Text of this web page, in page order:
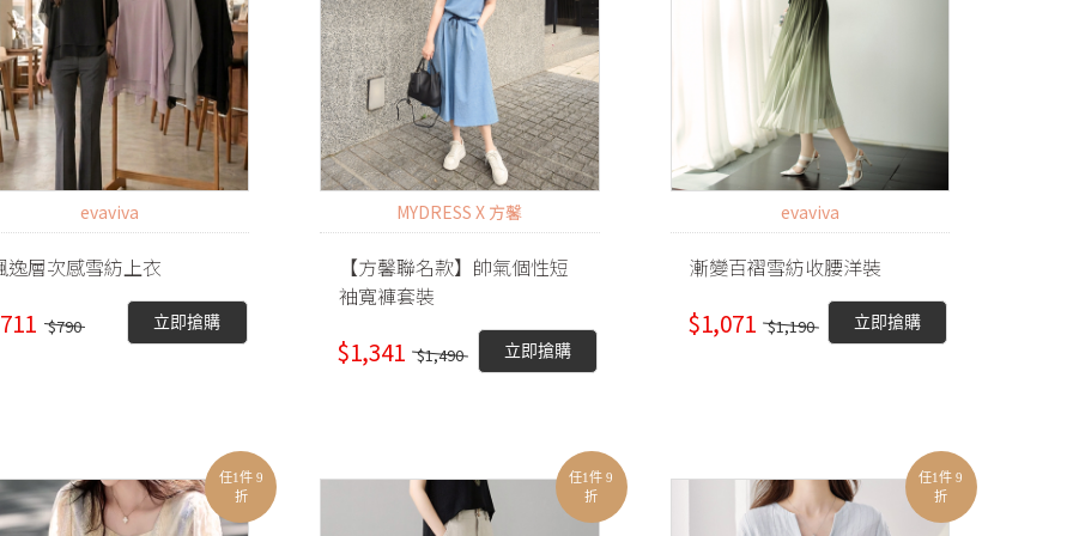
evaviva
逸層次感雪紡上衣
$790 立即搶購
MYDRESS X 方馨
【方馨聯名款】帥氣個性短
袖寬褲套裝
$1,341 $1,490 立即搶購
evaviva
漸變百褶雪紡收腰洋裝
$1,071 $1,190 立即搶購
任1件 9
折
任1件 9
折
任1件 9
折